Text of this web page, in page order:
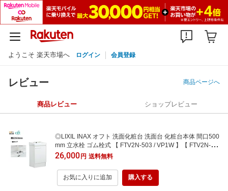
ようこそ 楽天市場へ ログイン 会員登録
レビュー 商品ページへ
商品レビュー ショップレビュー
◎LIXIL INAX オフト 洗面化粧台 洗面台 化粧台本体 間口500
mm 立水栓 ゴム栓式 【 FTV2N-503 / VP1W 】【 FTV2N-50
3N / VP1W 】【扉ホワイト×洗面器ピュアホワイト】【送料
無料】【MSIウェブショップ】
26,000円 送料無料
お気に入りに追加 購入する